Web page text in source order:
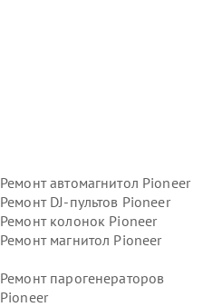
Ремонт автомагнитол Pioneer
Ремонт DJ-пультов Pioneer
Ремонт колонок Pioneer
Ремонт магнитол Pioneer
Ремонт парогенераторов
Pioneer